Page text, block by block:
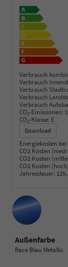
Verbrauch
Verbrauch
Verbrauch
Verbrauch
Verbrauch
CO2-Emissionen:
CO2-Klasse: E
Download
Energiekosten
CO2 Kosten
CO2 Kosten
CO2 Kosten (hoch)
Jahressteuer:
Außenfarbe
Race Blau Metallic